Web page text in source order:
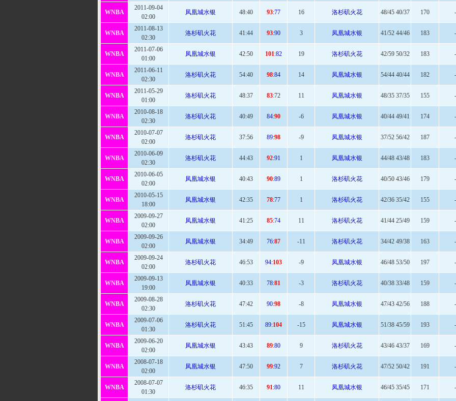
WNBA
2011-09-04
02:00
凤凰城水银 48:40 93:77 16 洛杉矶火花 48/45 40/37 170 -
WNBA
2011-08-13
02:30
洛杉矶火花 41:44 93:90 3 凤凰城水银 41/52 44/46 183 -
WNBA
2011-07-06
01:00
凤凰城水银 42:50 101:82 19 洛杉矶火花 42/59 50/32 183 -
WNBA
2011-06-11
02:30
洛杉矶火花 54:40 98:84 14 凤凰城水银 54/44 40/44 182 -
WNBA
2011-05-29
01:00
洛杉矶火花 48:37 83:72 11 凤凰城水银 48/35 37/35 155 -
WNBA
2010-08-18
02:30
洛杉矶火花 40:49 84:90 -6 凤凰城水银 40/44 49/41 174 -
WNBA
2010-07-07
02:00
洛杉矶火花 37:56 89:98 -9 凤凰城水银 37/52 56/42 187 -
WNBA
2010-06-09
02:30
洛杉矶火花 44:43 92:91 1 凤凰城水银 44/48 43/48 183 -
WNBA
2010-06-05
02:00
凤凰城水银 40:43 90:89 1 洛杉矶火花 40/50 43/46 179 -
WNBA
2010-05-15
18:00
凤凰城水银 42:35 78:77 1 洛杉矶火花 42/36 35/42 155 -
WNBA
2009-09-27
02:00
凤凰城水银 41:25 85:74 11 洛杉矶火花 41/44 25/49 159 -
WNBA
2009-09-26
02:00
凤凰城水银 34:49 76:87 -11 洛杉矶火花 34/42 49/38 163 -
WNBA
2009-09-24
02:00
洛杉矶火花 46:53 94:103 -9 凤凰城水银 46/48 53/50 197 -
WNBA
2009-09-13
19:00
凤凰城水银 40:33 78:81 -3 洛杉矶火花 40/38 33/48 159 -
WNBA
2009-08-28
02:30
洛杉矶火花 47:42 90:98 -8 凤凰城水银 47/43 42/56 188 -
WNBA
2009-07-06
01:30
洛杉矶火花 51:45 89:104 -15 凤凰城水银 51/38 45/59 193 -
WNBA
2009-06-20
02:00
凤凰城水银 43:43 89:80 9 洛杉矶火花 43/46 43/37 169 -
WNBA
2008-07-18
02:00
凤凰城水银 47:50 99:92 7 洛杉矶火花 47/52 50/42 191 -
WNBA
2008-07-07
01:30
洛杉矶火花 46:35 91:80 11 凤凰城水银 46/45 35/45 171 -